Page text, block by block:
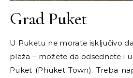
Grad Puket
U Puketu ne morate isključivo
plaža – možete da odsednete i
Puket (Phuket Town). Treba